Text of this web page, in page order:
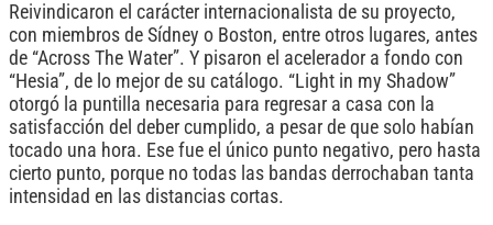
Reivindicaron el carácter internacionalista de su proyecto,
con miembros de Sídney o Boston, entre otros lugares, antes
de “Across The Water”. Y pisaron el acelerador a fondo con
“Hesia”, de lo mejor de su catálogo. “Light in my Shadow”
otorgó la puntilla necesaria para regresar a casa con la
satisfacción del deber cumplido, a pesar de que solo habían
tocado una hora. Ese fue el único punto negativo, pero hasta
cierto punto, porque no todas las bandas derrochaban tanta
intensidad en las distancias cortas.